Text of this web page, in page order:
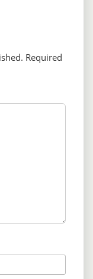
Required